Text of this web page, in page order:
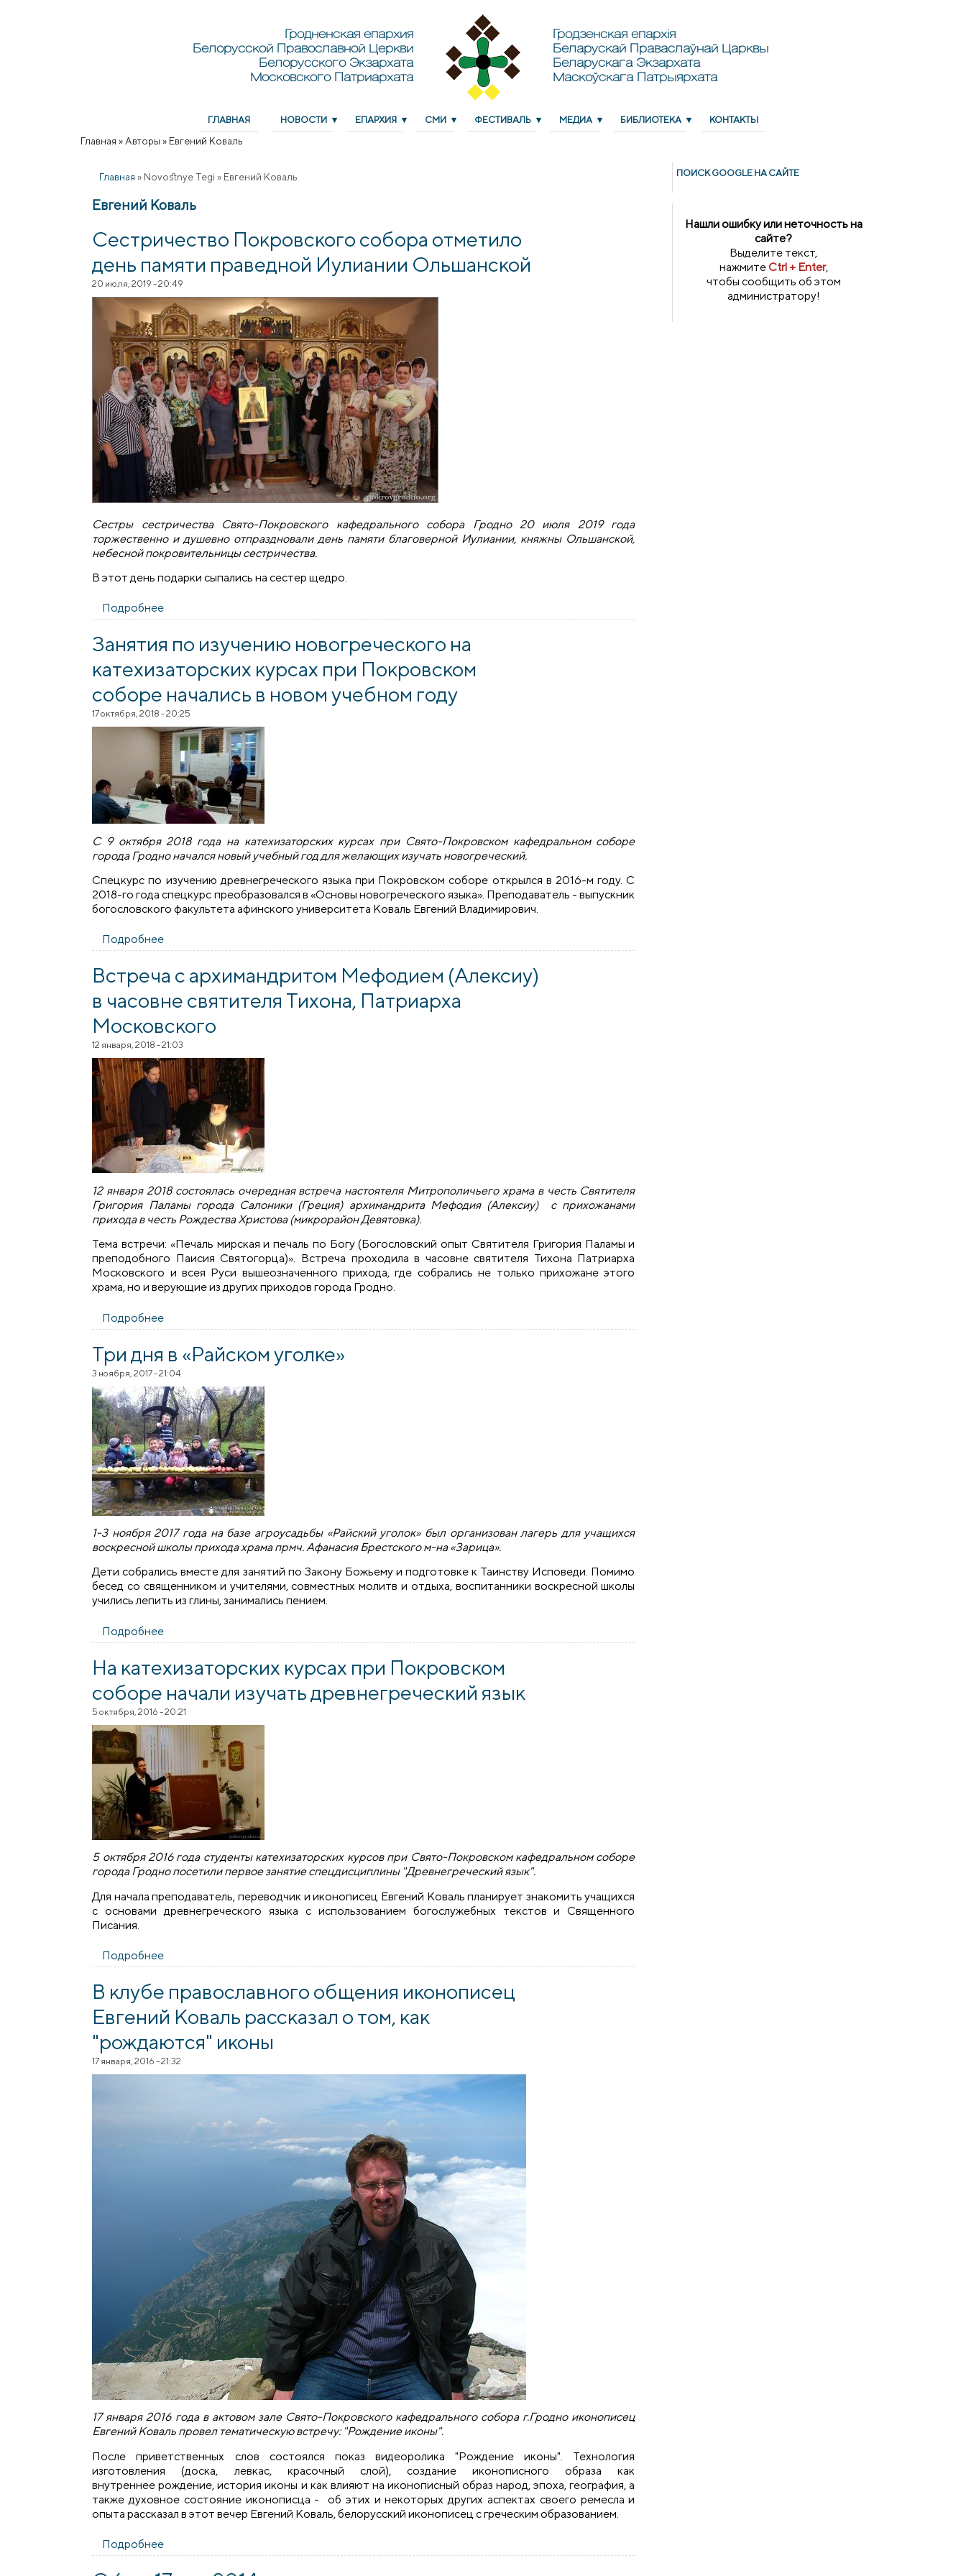
Гродненская епархия
Белорусской Православной Церкви
Белорусского Экзархата
Московского Патриархата
Гродзенская епархія
Беларускай Праваслаўнай Царквы
Беларускага Экзархата
Маскоўскага Патрыярхата
ГЛАВНАЯ НОВОСТИ ЕПАРХИЯ СМИ ФЕСТИВАЛЬ МЕДИА БИБЛИОТЕКА КОНТАКТЫ
Главная » Авторы » Евгений Коваль
Главная » Novostnye Tegi » Евгений Коваль
Евгений Коваль
Сестричество Покровского собора отметило
день памяти праведной Иулиании Ольшанской
20 июля, 2019 - 20:49
Сестры сестричества Свято-Покровского кафедрального собора Гродно 20 июля 2019 года
торжественно и душевно отпраздновали день памяти благоверной Иулиании, княжны Ольшанской,
небесной покровительницы сестричества.
В этот день подарки сыпались на сестер щедро.
Подробнее
Занятия по изучению новогреческого на
катехизаторских курсах при Покровском
соборе начались в новом учебном году
17 октября, 2018 - 20:25
С 9 октября 2018 года на катехизаторских курсах при Свято-Покровском кафедральном соборе
города Гродно начался новый учебный год для желающих изучать новогреческий.
Спецкурс по изучению древнегреческого языка при Покровском соборе открылся в 2016-м году. С
2018-го года спецкурс преобразовался в «Основы новогреческого языка». Преподаватель - выпускник
богословского факультета афинского университета Коваль Евгений Владимирович.
Подробнее
​Встреча с архимандритом Мефодием (Алексиу)
в часовне святителя Тихона, Патриарха
Московского
12 января, 2018 - 21:03
12 января 2018 состоялась очередная встреча настоятеля Митрополичьего храма в честь Святителя
Григория Паламы города Салоники (Греция) архимандрита Мефодия (Алексиу) с прихожанами
прихода в честь Рождества Христова (микрорайон Девятовка).
Тема встречи: «Печаль мирская и печаль по Богу (Богословский опыт Святителя Григория Паламы и
преподобного Паисия Святогорца)». Встреча проходила в часовне святителя Тихона Патриарха
Московского и всея Руси вышеозначенного прихода, где собрались не только прихожане этого
храма, но и верующие из других приходов города Гродно.
Подробнее
Три дня в «Райском уголке»
3 ноября, 2017 - 21:04
1-3 ноября 2017 года на базе агроусадьбы «Райский уголок» был организован лагерь для учащихся
воскресной школы прихода храма прмч. Афанасия Брестского м-на «Зарица».
Дети собрались вместе для занятий по Закону Божьему и подготовке к Таинству Исповеди. Помимо
бесед со священником и учителями, совместных молитв и отдыха, воспитанники воскресной школы
учились лепить из глины, занимались пением.
Подробнее
На катехизаторских курсах при Покровском
соборе начали изучать древнегреческий язык
5 октября, 2016 - 20:21
5 октября 2016 года студенты катехизаторских курсов при Свято-Покровском кафедральном соборе
города Гродно посетили первое занятие спецдисциплины "Древнегреческий язык".
Для начала преподаватель, переводчик и иконописец Евгений Коваль планирует знакомить учащихся
с основами древнегреческого языка с использованием богослужебных текстов и Священного
Писания.
Подробнее
В клубе православного общения иконописец
Евгений Коваль рассказал о том, как
"рождаются" иконы
17 января, 2016 - 21:32
17 января 2016 года в актовом зале Свято-Покровского кафедрального собора г.Гродно иконописец
Евгений Коваль провел тематическую встречу: "Рождение иконы".
После приветственных слов состоялся показ видеоролика "Рождение иконы". Технология
изготовления (доска, левкас, красочный слой), создание иконописного образа как
внутреннее рождение, история иконы и как влияют на иконописный образ народ, эпоха, география, а
также духовное состояние иконописца - об этих и некоторых других аспектах своего ремесла и
опыта рассказал в этот вечер Евгений Коваль, белорусский иконописец с греческим образованием.
Подробнее
ПОИСК GOОGLE НА САЙТЕ
Нашли ошибку или неточность на
сайте?
Выделите текст,
нажмитеCtrl + Enter,
чтобы сообщить об этом
администратору!